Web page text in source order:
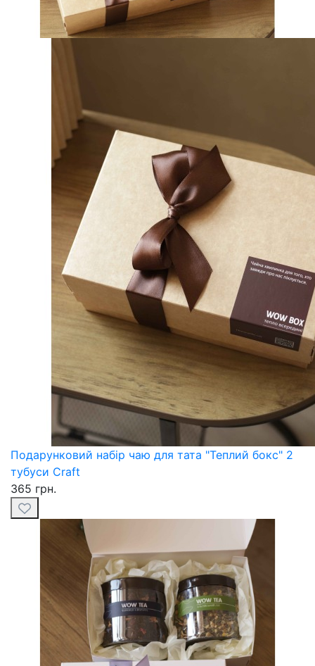
Подарунковий набір чаю для тата "Теплий бокс" 2
тубуси Craft
365 грн.